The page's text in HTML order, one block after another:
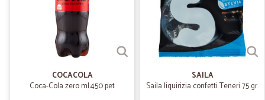
COCACOLA
Coca-Cola zero ml.450 pet
SAILA
Saila liquirizia confetti Teneri 75 gr.